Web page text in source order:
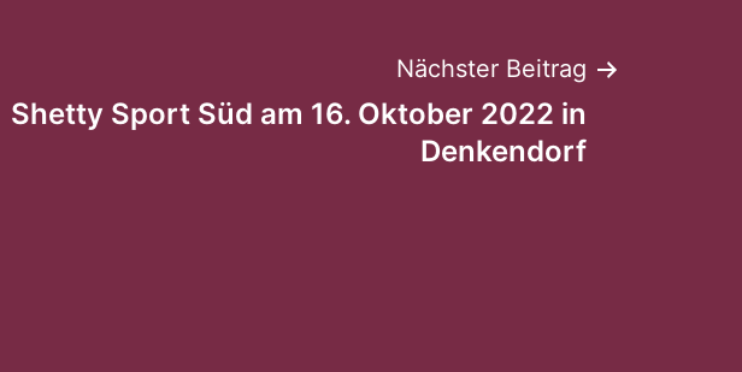
Nächster Beitrag
Shetty Sport Süd am 16. Oktober 2022 in
Denkendorf